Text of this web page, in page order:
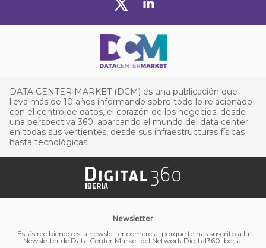
DATA CENTER MARKET (DCM) es una publicación que
lleva más de 10 años informando sobre todo lo relacionado
con el centro de datos, el corazón de los negocios, desde
una perspectiva 360, abarcando el mundo del data center
en todas sus vertientes, desde sus infraestructuras físicas
hasta tecnológicas.
Newsletter
Estás recibiendo esta newsletter comercial porque te has suscrito a la
Newsletter de Data Center Market del Network Digital360 Iberia.